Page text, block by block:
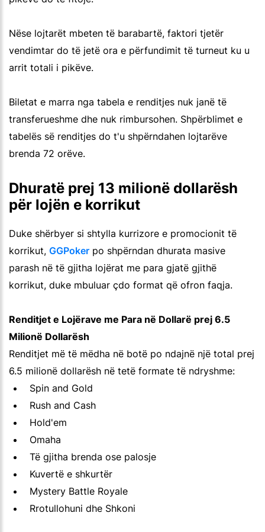
Nëse lojtarët mbeten të barabartë, faktori tjetër
vendimtar do të jetë ora e përfundimit të turneut ku u
arrit totali i pikëve.
Biletat e marra nga tabela e renditjes nuk janë të
transferueshme dhe nuk rimbursohen. Shpërblimet e
tabelës së renditjes do t'u shpërndahen lojtarëve
brenda 72 orëve.
Dhuratë prej 13 milionë dollarësh
për lojën e korrikut
Duke shërbyer si shtylla kurrizore e promocionit të
korrikut, GGPoker po shpërndan dhurata masive
parash në të gjitha lojërat me para gjatë gjithë
korrikut, duke mbuluar çdo format që ofron faqja.
Renditjet e Lojërave me Para në Dollarë prej 6.5
Milionë Dollarësh
Renditjet më të mëdha në botë po ndajnë një total prej
6.5 milionë dollarësh në tetë formate të ndryshme:
Spin and Gold
Rush and Cash
Hold'em
Omaha
Të gjitha brenda ose palosje
Kuvertë e shkurtër
Mystery Battle Royale
Rrotullohuni dhe Shkoni